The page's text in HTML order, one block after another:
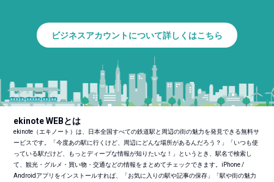
ビジネスアカウントについて詳しくはこちら
ekinote WEBとは
ekinote（エキノート）は、日本全国すべての鉄道駅と周辺の街の魅力を発見できる無料サ
ービスです。「今度あの駅に行くけど、周辺にどんな場所があるんだろう？」「いつも使
っている駅だけど、もっとディープな情報が知りたいな！」というとき、駅名で検索し
て、観光・グルメ・買い物・交通などの情報をまとめてチェックできます。iPhone /
Androidアプリをインストールすれば、「お気に入りの駅や記事の保存」「駅や街の魅力